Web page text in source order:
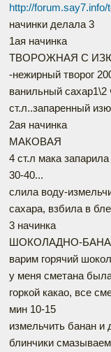
http://
начинки делала 3
1ая начинка
ТВОРОЖНАЯ С
-нежирный творог
ванильный сахар1\2
ст.л..запаренный
2ая начинка
МАКОВАЯ
4 ст.л мака
30-40...
слила воду-
сахара, взбила в
3 начинка
ШОКОЛАДНО-
варим горячий
у меня сметана
горкой какао, все
мин 10-15
измельчить банан и
блинчики